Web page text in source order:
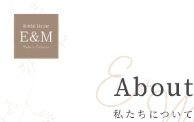
About
私たちについて